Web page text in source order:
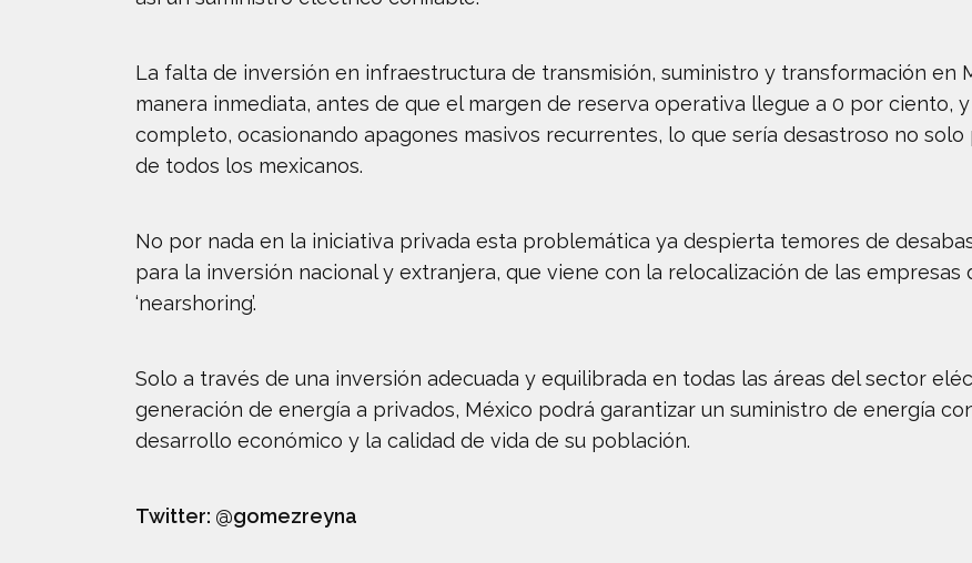
La falta de inversión en infraestructura de transmisión, suministro y transformación en
manera inmediata, antes de que el margen de reserva operativa llegue a 0 por ciento,
completo, ocasionando apagones masivos recurrentes, lo que sería desastroso no
de todos los mexicanos.
No por nada en la iniciativa privada esta problemática ya despierta temores de
para la inversión nacional y extranjera, que viene con la relocalización de las empresas
‘nearshoring’.
Solo a través de una inversión adecuada y equilibrada en todas las áreas del sector
generación de energía a privados, México podrá garantizar un suministro de energía
desarrollo económico y la calidad de vida de su población.
Twitter: @gomezreyna